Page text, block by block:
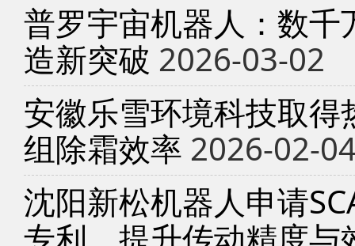
普罗宇宙机器人：数
造新突破 2026-03-02
安徽乐雪环境科技取
组除霜效率 2026-02-
沈阳新松机器人申请